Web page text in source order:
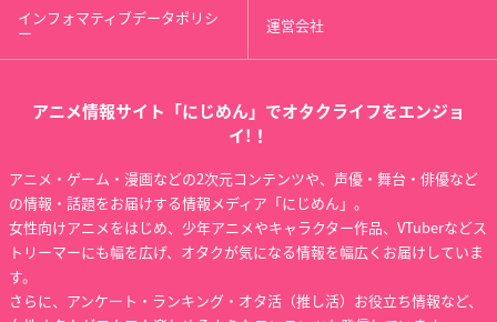
インフォマティブデータポリシ
ー 運営会社
アニメ情報サイト「にじめん」でオタクライフをエンジョ
イ!！
アニメ・ゲーム・漫画などの2次元コンテンツや、声優・舞台・俳優など
の情報・話題をお届けする情報メディア「にじめん」。
女性向けアニメをはじめ、少年アニメやキャラクター作品、VTuberなどス
トリーマーにも幅を広げ、オタクが気になる情報を幅広くお届けしていま
す。
さらに、アンケート・ランキング・オタ活（推し活）お役立ち情報など、